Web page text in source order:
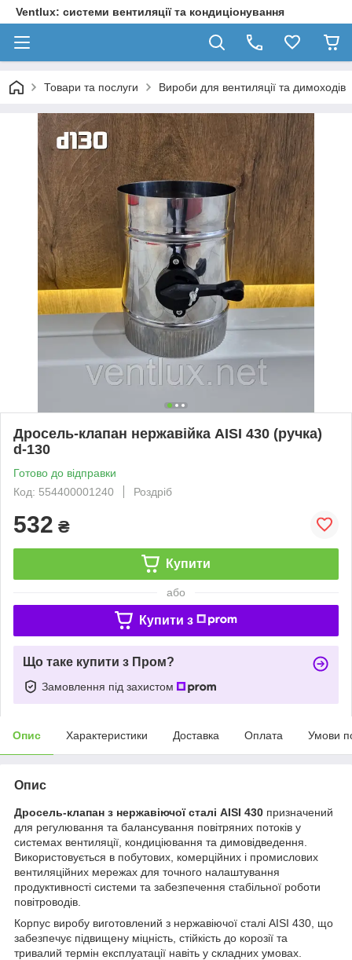
Ventlux: системи вентиляції та кондиціонування
Товари та послуги Вироби для вентиляції та димоходів
Дросель-клапан нержавійка AISI 430 (ручка)
d-130
Готово до відправки
Код: 554400001240
Роздріб
532 ₴
Купити
або
Купити з
Що таке купити з Пром?
Замовлення під захистом
Опис Характеристики Доставка Оплата Умови
Опис
Дросель-клапан з нержавіючої сталі AISI 430 призначений
для регулювання та балансування повітряних потоків у
системах вентиляції, кондиціювання та димовідведення.
Використовується в побутових, комерційних і промислових
вентиляційних мережах для точного налаштування
продуктивності системи та забезпечення стабільної роботи
повітроводів.
Корпус виробу виготовлений з нержавіючої сталі AISI 430, що
забезпечує підвищену міцність, стійкість до корозії та
тривалий термін експлуатації навіть у складних умовах.